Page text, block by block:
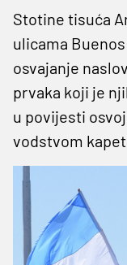
Stotine tisuća
ulicama
osvajanje
prvaka koji je
u povijesti
vodstvom